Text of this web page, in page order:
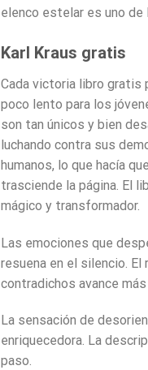
elenco estelar es uno
Karl Kraus gratis
Cada victoria libro gratis
poco lento para los
son tan únicos y bien
luchando contra sus
humanos, lo que hacía
trasciende la página. El
mágico y transformador.
Las emociones que
resuena en el silencio.
contradichos avance
La sensación de
enriquecedora. La
paso.